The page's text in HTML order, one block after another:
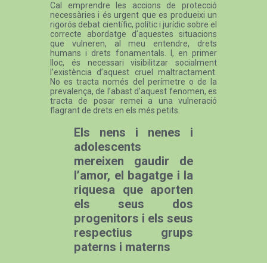
Cal emprendre les accions de protecció
necessàries i és urgent que es produeixi un
rigorós debat científic, polític i jurídic sobre el
correcte abordatge d’aquestes situacions
que vulneren, al meu entendre, drets
humans i drets fonamentals. I, en primer
lloc, és necessari visibilitzar socialment
l’existència d’aquest cruel maltractament.
No es tracta només del perímetre o de la
prevalença, de l’abast d’aquest fenomen, es
tracta de posar remei a una vulneració
flagrant de drets en els més petits.
Els nens i nenes i
adolescents
mereixen gaudir de
l’amor, el bagatge i la
riquesa que aporten
els seus dos
progenitors i els seus
respectius grups
paterns i materns